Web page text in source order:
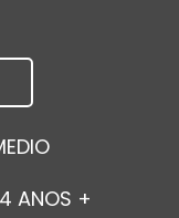
ANOS +